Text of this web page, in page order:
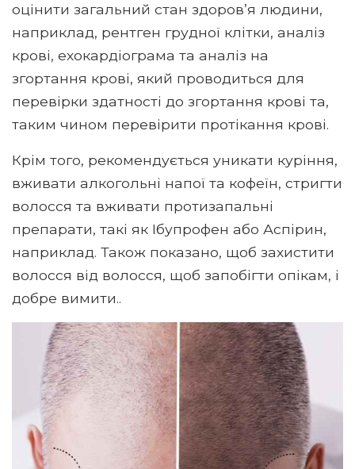
оцінити загальний стан здоров’я людини,
наприклад, рентген грудної клітки, аналіз
крові, ехокардіограма та аналіз на
згортання крові, який проводиться для
перевірки здатності до згортання крові та,
таким чином перевірити протікання крові.
Крім того, рекомендується уникати куріння,
вживати алкогольні напої та кофеїн, стригти
волосся та вживати протизапальні
препарати, такі як Ібупрофен або Аспірин,
наприклад. Також показано, щоб захистити
волосся від волосся, щоб запобігти опікам, і
добре вимити..